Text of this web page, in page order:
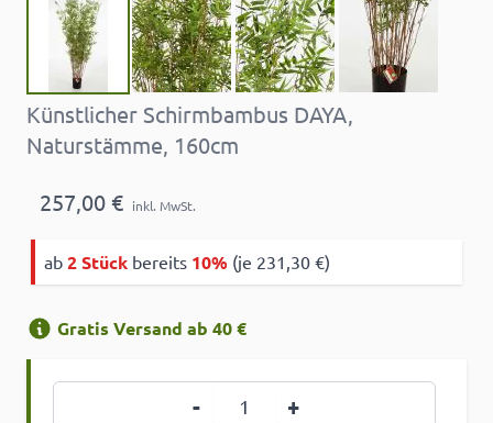
Künstlicher Schirmbambus DAYA,
Naturstämme, 160cm
257,00 € inkl. MwSt.
ab 2 Stück bereits 10% (je 231,30 €)
Gratis Versand ab 40 €
- +